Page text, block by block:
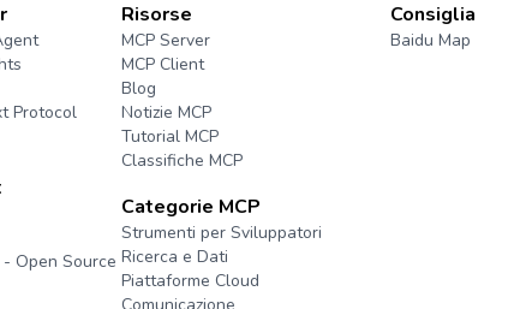
Protocol
Open Source
Risorse
MCP Server
MCP Client
Blog
Notizie MCP
Tutorial MCP
Classifiche MCP
Categorie MCP
Strumenti per Sviluppatori
Ricerca e Dati
Piattaforme Cloud
Consiglia
Baidu Map